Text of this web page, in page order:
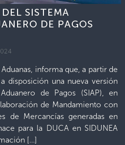
SISTEMA
DE PAGOS
informa que, a partir de
disposición una nueva versión
de Pagos (SIAP), en
de Mandamiento con
de Mercancías generadas en
para la DUCA en SIDUNEA
[…]